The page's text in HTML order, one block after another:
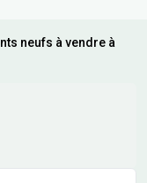
neufs à vendre à